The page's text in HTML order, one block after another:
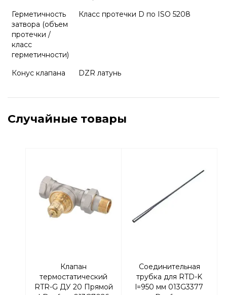
Герметичность
затвора (объем
протечки /
класс
герметичности)
Класс протечки D по ISO 5208
Конус клапана DZR латунь
Случайные товары
Клапан
термостатический
RTR-G ДУ 20 Прямой
Соединительная
трубка для RTD-K
l=950 мм 013G3377